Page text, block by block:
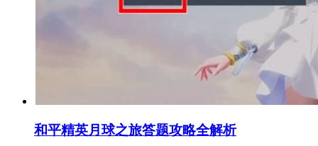
和平精英月球之旅答题攻略全解析